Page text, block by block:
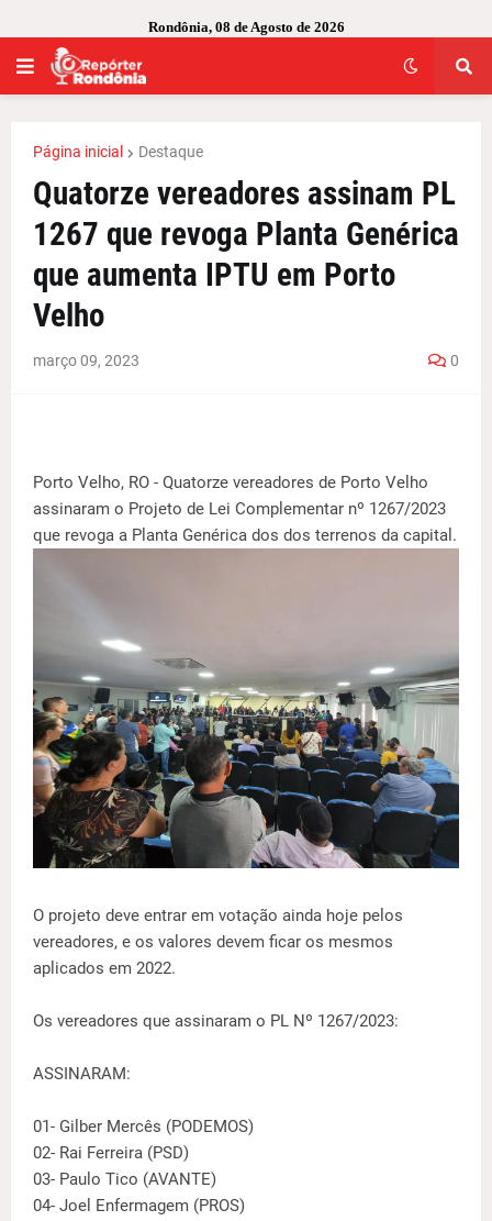
Rondônia, 08 de Agosto de 2026
Página inicial Destaque
Quatorze vereadores assinam PL
1267 que revoga Planta Genérica
que aumenta IPTU em Porto
Velho
março 09, 2023 0
Porto Velho, RO - Quatorze vereadores de Porto Velho
assinaram o Projeto de Lei Complementar nº 1267/2023
que revoga a Planta Genérica dos dos terrenos da capital.
O projeto deve entrar em votação ainda hoje pelos
vereadores, e os valores devem ficar os mesmos
aplicados em 2022.
Os vereadores que assinaram o PL Nº 1267/2023:
ASSINARAM:
01- Gilber Mercês (PODEMOS)
02- Rai Ferreira (PSD)
03- Paulo Tico (AVANTE)
04- Joel Enfermagem (PROS)